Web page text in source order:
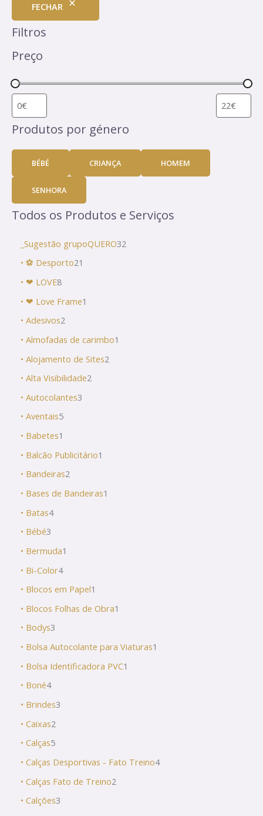
FECHAR
Filtros
Preço
Produtos por género
BÉBÉ CRIANÇA HOMEM
SENHORA
Todos os Produtos e Serviços
_Sugestão grupoQUERO32
• ⚽ Desporto21
• ❤ LOVE8
• ❤ Love Frame1
• Adesivos2
• Almofadas de carimbo1
• Alojamento de Sites2
• Alta Visibilidade2
• Autocolantes3
• Aventais5
• Babetes1
• Balcão Publicitário1
• Bandeiras2
• Bases de Bandeiras1
• Batas4
• Bébé3
• Bermuda1
• Bi-Color4
• Blocos em Papel1
• Blocos Folhas de Obra1
• Bodys3
• Bolsa Autocolante para Viaturas1
• Bolsa Identificadora PVC1
• Boné4
• Brindes3
• Caixas2
• Calças5
• Calças Desportivas - Fato Treino4
• Calças Fato de Treino2
• Calções3